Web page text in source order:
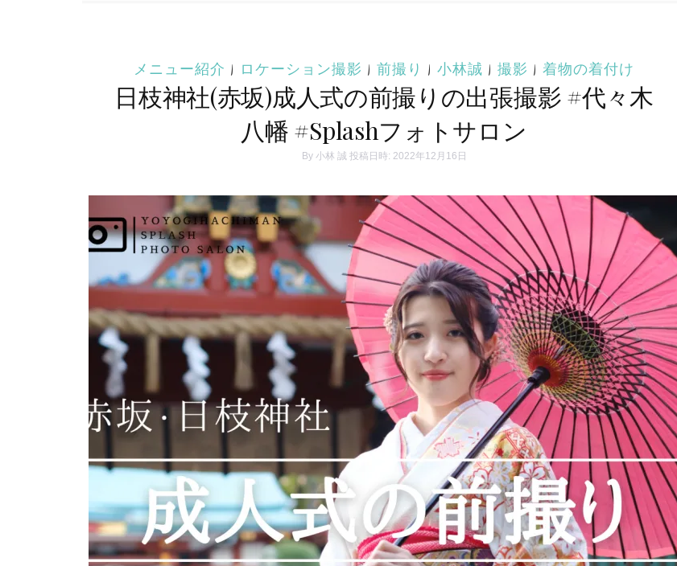
メニュー紹介 | ロケーション撮影 | 前撮り | 小林誠 | 撮影 | 着物の着付け
日枝神社(赤坂)成人式の前撮りの出張撮影 #代々木
八幡 #Splashフォトサロン
By 小林 誠投稿日時: 2022年12月16日